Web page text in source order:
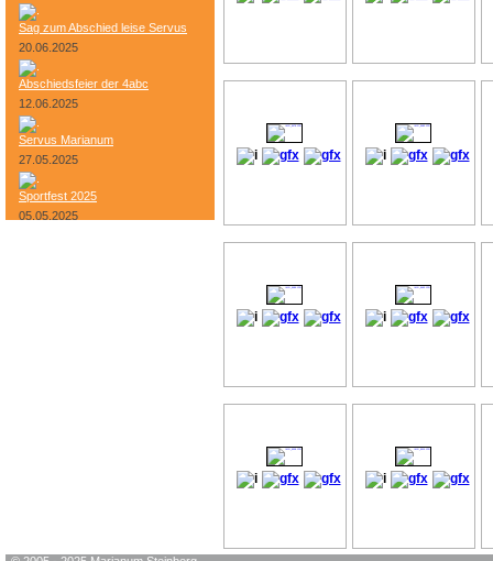
Sag zum Abschied leise Servus
20.06.2025
Abschiedsfeier der 4abc
12.06.2025
Servus Marianum
27.05.2025
Sportfest 2025
05.05.2025